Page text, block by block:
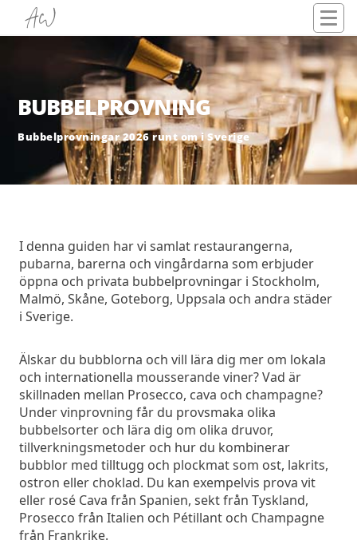
BUBBELPROVNING
Bubbelprovningar 2026 runt om i Sverige
I denna guiden har vi samlat restaurangerna,
pubarna, barerna och vingårdarna som erbjuder
öppna och privata bubbelprovningar i Stockholm,
Malmö, Skåne, Goteborg, Uppsala och andra städer
i Sverige.
Älskar du bubblorna och vill lära dig mer om lokala
och internationella mousserande viner? Vad är
skillnaden mellan Prosecco, cava och champagne?
Under vinprovning får du provsmaka olika
bubbelsorter och lära dig om olika druvor,
tillverkningsmetoder och hur du kombinerar
bubblor med tilltugg och plockmat som ost, lakrits,
ostron eller choklad. Du kan exempelvis prova vit
eller rosé Cava från Spanien, sekt från Tyskland,
Prosecco från Italien och Pétillant och Champagne
från Frankrike.